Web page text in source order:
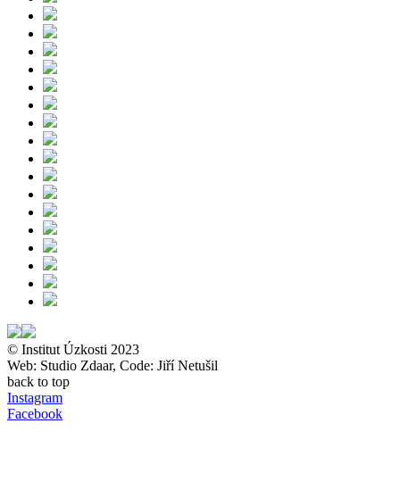
© Institut Úzkosti 2023
Web: Studio Zdaar, Code: Jiří Netušil
back to top
Instagram
Facebook